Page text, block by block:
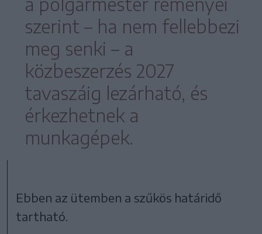
szerint – ha nem fellebbezi
meg senki – a
közbeszerzés 2027
tavaszáig lezárható, és
érkezhetnek a
munkagépek.
Ebben az ütemben a szűkös határidő
tartható.